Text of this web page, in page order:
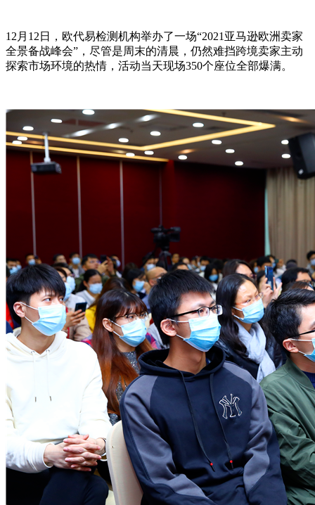
12月12日，欧代易检测机构举办了一场“2021亚马逊欧洲卖家
全景备战峰会”，尽管是周末的清晨，仍然难挡跨境卖家主动
探索市场环境的热情，活动当天现场350个座位全部爆满。